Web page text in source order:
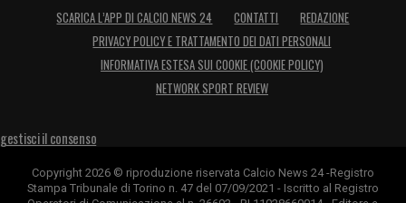
SCARICA L’APP DI CALCIO NEWS 24 CONTATTI
REDAZIONE
PRIVACY POLICY E TRATTAMENTO DEI DATI PERSONALI
INFORMATIVA ESTESA SUI COOKIE (COOKIE POLICY)
NETWORK SPORT REVIEW
gestisci il consenso
Copyright 2026 © riproduzione riservata Calcio News 24 -Registro
Stampa Tribunale di Torino n. 47 del 07/09/2021 - Iscritto al Registro